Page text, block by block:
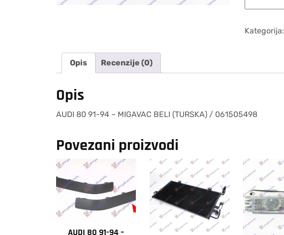
94
(TURSKA)
količina
Kategorija:
Opis Recenzije (0)
Opis
AUDI 80 91-94 – MIGAVAC BELI (TURSKA) / 061505498
Povezani proizvodi
AUDI 80 91-94 –